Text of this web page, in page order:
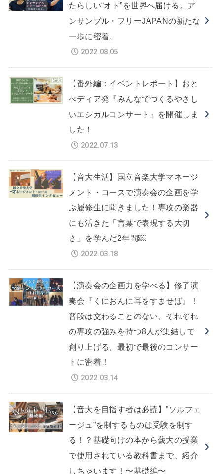
たらしい“オト”を世界へ届ける。ア
ンサンブル・フリーJAPANの新たな
一歩に密着。
2022.08.05
【番外編：イベントレポート】おと
ぺディア発『みんなでつくるやさし
いエシカルコンサート』を開催しま
した！
2022.07.13
【音大生活】国立音楽大学マネージ
メント・コースで演奏会の企画を学
ぶ履修生に聞きました！専攻の楽器
にも活きた「言葉で表現する大切
さ」を学んだ2年間￼
2022.03.18
【演奏会の企画力を学べる】修了演
奏会『くにおんに耳をすませば』！
普段は交わることのない、それぞれ
の専攻の強みを持つ8人が集結して
創り上げる、最初で最後のコンサー
トに密着！
2022.03.14
【音大を目指す者は必読】”ソルフェ
ージュ”を制するものは受験を制す
る！？基礎向けの本から藝大の授業
で使用されている教科書まで、紹介
しちゃいます！〜基礎編〜